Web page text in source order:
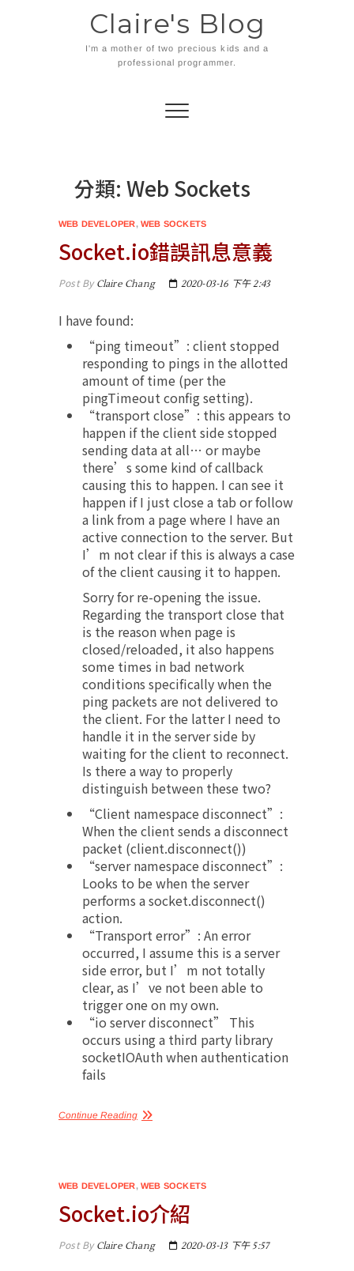
Claire's Blog
I'm a mother of two precious kids and a
professional programmer.
分類: Web Sockets
WEB DEVELOPER,WEB SOCKETS
Socket.io錯誤訊息意義
Post ByClaire Chang 2020-03-16 下午 2:43
I have found:
“ping timeout”: client stopped
responding to pings in the allotted
amount of time (per the
pingTimeout config setting).
“transport close”: this appears to
happen if the client side stopped
sending data at all… or maybe
there’s some kind of callback
causing this to happen. I can see it
happen if I just close a tab or follow
a link from a page where I have an
active connection to the server. But
I’m not clear if this is always a case
of the client causing it to happen.
Sorry for re-opening the issue.
Regarding the transport close that
is the reason when page is
closed/reloaded, it also happens
some times in bad network
conditions specifically when the
ping packets are not delivered to
the client. For the latter I need to
handle it in the server side by
waiting for the client to reconnect.
Is there a way to properly
distinguish between these two?
“Client namespace disconnect”:
When the client sends a disconnect
packet (client.disconnect())
“server namespace disconnect”:
Looks to be when the server
performs a socket.disconnect()
action.
“Transport error”: An error
occurred, I assume this is a server
side error, but I’m not totally
clear, as I’ve not been able to
trigger one on my own.
“io server disconnect” This
occurs using a third party library
socketIOAuth when authentication
fails
Continue Reading
WEB DEVELOPER,WEB SOCKETS
Socket.io介紹
Post ByClaire Chang 2020-03-13 下午 5:57